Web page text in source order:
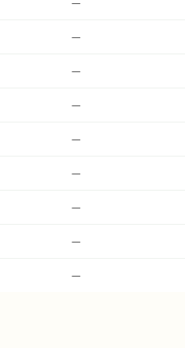
—
—
—
—
—
—
—
—